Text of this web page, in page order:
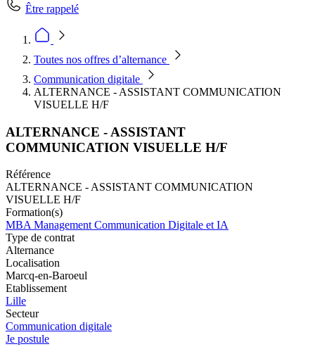
Être rappelé
Toutes nos offres d’alternance
Communication digitale
ALTERNANCE - ASSISTANT COMMUNICATION
VISUELLE H/F
ALTERNANCE - ASSISTANT
COMMUNICATION VISUELLE H/F
Référence
ALTERNANCE - ASSISTANT COMMUNICATION
VISUELLE H/F
Formation(s)
MBA Management Communication Digitale et IA
Type de contrat
Alternance
Localisation
Marcq-en-Baroeul
Etablissement
Lille
Secteur
Communication digitale
Je postule